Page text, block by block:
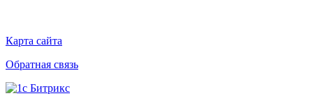
Карта сайта
Обратная связь